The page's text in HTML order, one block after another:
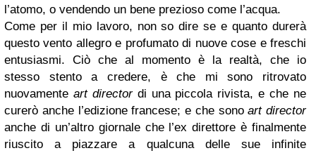
l’atomo, o vendendo un bene prezioso come l’acqua.
Come per il mio lavoro, non so dire se e quanto durerà
questo vento allegro e profumato di nuove cose e freschi
entusiasmi. Ciò che al momento è la realtà, che io
stesso stento a credere, è che mi sono ritrovato
nuovamente art directordi una piccola rivista, e che ne
curerò anche l’edizione francese; e che sonoart director
anche di un’altro giornale che l’ex direttore è finalmente
riuscito a piazzare a qualcuna delle sue infinite